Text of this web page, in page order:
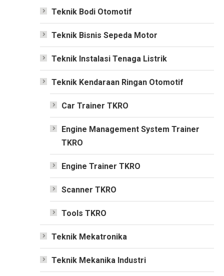
Teknik Bodi Otomotif
Teknik Bisnis Sepeda Motor
Teknik Instalasi Tenaga Listrik
Teknik Kendaraan Ringan Otomotif
Car Trainer TKRO
Engine Management System Trainer
TKRO
Engine Trainer TKRO
Scanner TKRO
Tools TKRO
Teknik Mekatronika
Teknik Mekanika Industri